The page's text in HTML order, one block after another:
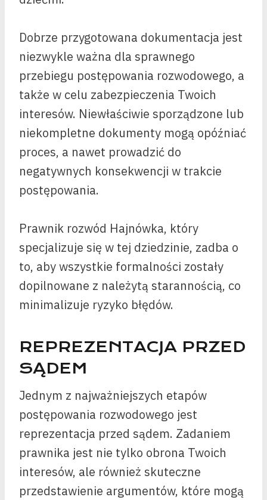
Dobrze przygotowana dokumentacja jest
niezwykle ważna dla sprawnego
przebiegu postępowania rozwodowego, a
także w celu zabezpieczenia Twoich
interesów. Niewłaściwie sporządzone lub
niekompletne dokumenty mogą opóźniać
proces, a nawet prowadzić do
negatywnych konsekwencji w trakcie
postępowania.
Prawnik rozwód Hajnówka, który
specjalizuje się w tej dziedzinie, zadba o
to, aby wszystkie formalności zostały
dopilnowane z należytą starannością, co
minimalizuje ryzyko błędów.
REPREZENTACJA PRZED
SĄDEM
Jednym z najważniejszych etapów
postępowania rozwodowego jest
reprezentacja przed sądem. Zadaniem
prawnika jest nie tylko obrona Twoich
interesów, ale również skuteczne
przedstawienie argumentów, które mogą